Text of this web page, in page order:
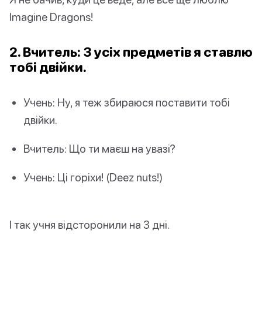
Imagine Dragons!
2. Вчитель: З усіх предметів я ставлю
тобі двійки.
Учень: Ну, я теж збираюся поставити тобі
двійки.
Вчитель: Що ти маєш на увазі?
Учень: Ці горіхи! (Deez nuts!)
І так учня відсторонили на 3 дні.